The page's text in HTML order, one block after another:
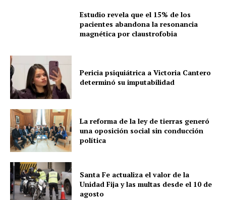
Estudio revela que el 15% de los
pacientes abandona la resonancia
magnética por claustrofobia
Pericia psiquiátrica a Victoria Cantero
determinó su imputabilidad
La reforma de la ley de tierras generó
una oposición social sin conducción
política
Santa Fe actualiza el valor de la
Unidad Fija y las multas desde el 10 de
agosto